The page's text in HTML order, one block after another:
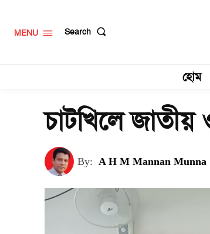
MENU Search
হোম
চাটখিলে
By: A H M Mannan Munna